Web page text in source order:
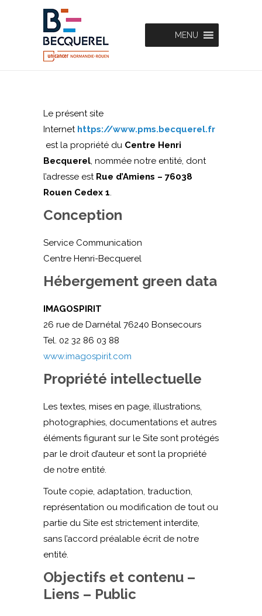
MENU
Le présent site
Internet https://www.pms.becquerel.fr
est la propriété du Centre Henri
Becquerel, nommée notre entité, dont
l’adresse est Rue d’Amiens – 76038
Rouen Cedex 1.
Conception
Service Communication
Centre Henri-Becquerel
Hébergement green data
IMAGOSPIRIT
26 rue de Darnétal 76240 Bonsecours
Tel. 02 32 86 03 88
www.imagospirit.com
Propriété intellectuelle
Les textes, mises en page, illustrations,
photographies, documentations et autres
éléments figurant sur le Site sont protégés
par le droit d’auteur et sont la propriété
de notre entité.
Toute copie, adaptation, traduction,
représentation ou modification de tout ou
partie du Site est strictement interdite,
sans l’accord préalable écrit de notre
entité.
Objectifs et contenu –
Liens – Public